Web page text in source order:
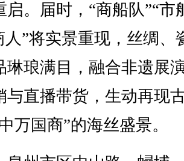
启。届时，“商船队”“市
人”将实景重现，丝绸、
琳琅满目，融合非遗展
与直播带货，生动再现
万国商”的海丝盛景。